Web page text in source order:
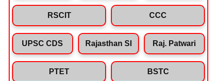
RSCIT CCC
UPSC CDS Rajasthan SI Raj. Patwari
PTET BSTC